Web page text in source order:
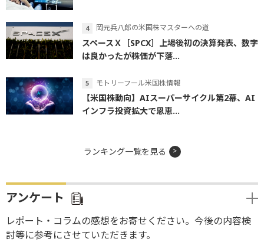
岡元兵八郎の米国株マスターへの道
スペースＸ［SPCX］上場後初の決算発表、数字
は良かったが株価が下落...
モトリーフール米国株情報
【米国株動向】AIスーパーサイクル第2幕、AI
インフラ投資拡大で恩恵...
ランキング一覧を見る
アンケート
レポート・コラムの感想をお寄せください。今後の内容検
討等に参考にさせていただきます。